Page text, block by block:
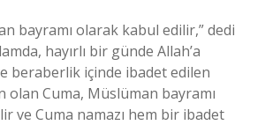
bayramı olarak kabul edilir,” dedi
hayırlı bir günde Allah’a
beraberlik içinde ibadet edilen
Cuma, Müslüman bayramı
ve Cuma namazı hem bir ibadet